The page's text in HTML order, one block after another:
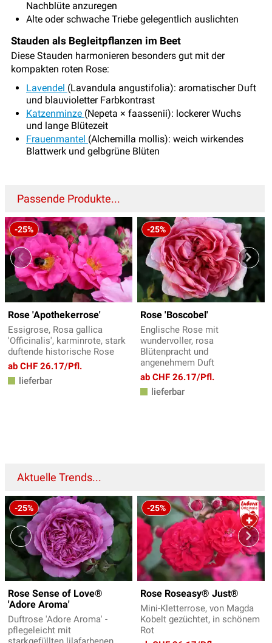
Nachblüte anzuregen
Alte oder schwache Triebe gelegentlich auslichten
Stauden als Begleitpflanzen im Beet
Diese Stauden harmonieren besonders gut mit der
kompakten roten Rose:
Lavendel (Lavandula angustifolia): aromatischer Duft
und blauvioletter Farbkontrast
Katzenminze (Nepeta × faassenii): lockerer Wuchs
und lange Blütezeit
Frauenmantel (Alchemilla mollis): weich wirkendes
Blattwerk und gelbgrüne Blüten
Passende Produkte...
-25%
Rose 'Apothekerrose'
Essigrose, Rosa gallica
'Officinalis', karminrote, stark
duftende historische Rose
ab CHF 26.17/Pfl.
lieferbar
-25%
Rose 'Boscobel'
Englische Rose mit
wundervoller, rosa
Blütenpracht und
angenehmem Duft
ab CHF 26.17/Pfl.
lieferbar
Aktuelle Trends...
-25%
Rose Sense of Love®
'Adore Aroma'
Duftrose 'Adore Aroma' -
pflegeleicht mit
-25%
Rose Roseasy® Just®
Mini-Kletterrose, von Magda
Kobelt gezüchtet, in schönem
Rot